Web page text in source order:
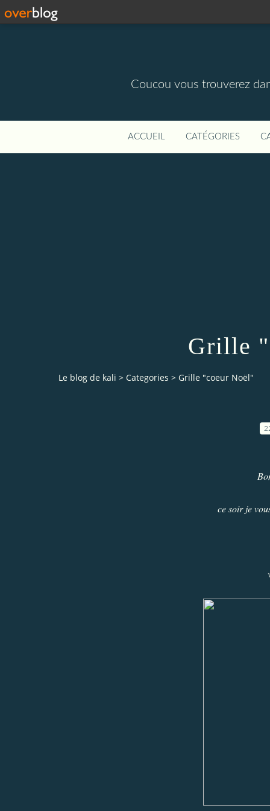
Coucou vous trouverez
ACCUEIL CATÉGORIES
Grille
Le blog de kali > Categories > Grille "coeur Noël"
ce soir je